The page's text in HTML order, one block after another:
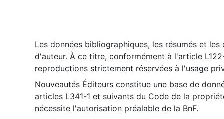
Les données bibliographiques, les résumés et
d'auteur. À ce titre, conformément à l'article
reproductions strictement réservées à l'usage
Nouveautés Éditeurs constitue une base de
articles L341-1 et suivants du Code de la
nécessite l'autorisation préalable de la BnF.